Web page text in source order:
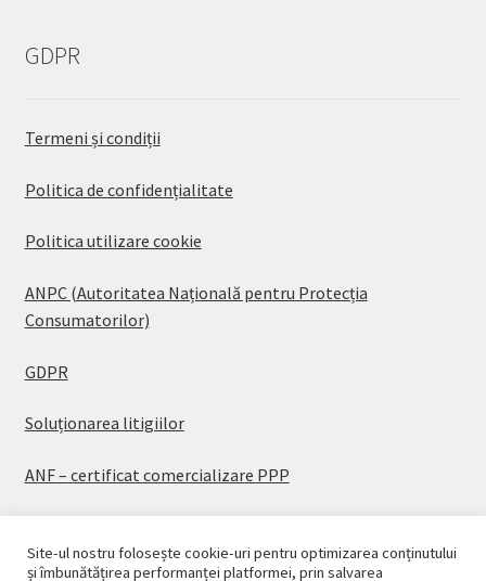
GDPR
Termeni și condiții
Politica de confidențialitate
Politica utilizare cookie
ANPC (Autoritatea Națională pentru Protecția
Consumatorilor)
GDPR
Soluționarea litigiilor
ANF – certificat comercializare PPP
Site-ul nostru folosește cookie-uri pentru optimizarea conținutului
și îmbunătățirea performanței platformei, prin salvarea